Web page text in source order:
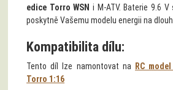
edice Torro WSN i M-ATV. Baterie 9.6
poskytně Vašemu modelu energii na
Kompatibilita dílu:
Tento díl lze namontovat na RC
Torro 1:16